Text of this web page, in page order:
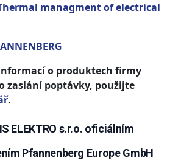
managment of electrical
o produktech firmy
zaslání poptávky, použijte
.
ELEKTRO s.r.o. oficiálním
Pfannenberg Europe GmbH